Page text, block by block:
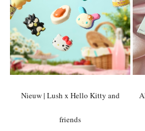
Nieuw | Lush x Hello Kitty and
friends